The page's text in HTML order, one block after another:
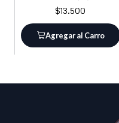
$13.500
Agregar al Carro